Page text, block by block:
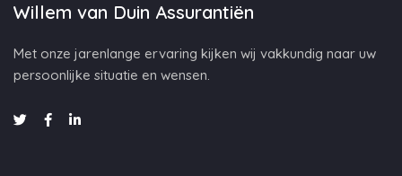
Willem van Duin Assurantiën
Met onze jarenlange ervaring kijken wij vakkundig naar uw
persoonlijke situatie en wensen.